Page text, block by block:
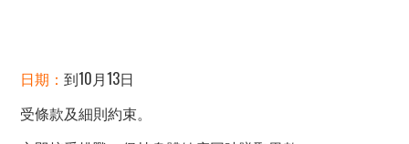
日期：到10月13日
受條款及細則約束。